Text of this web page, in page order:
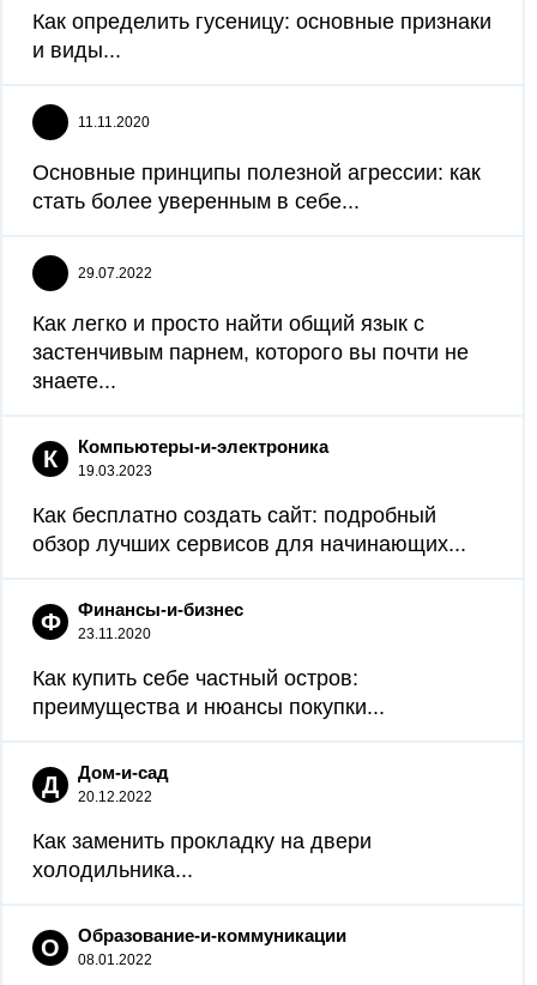
Как определить гусеницу: основные признаки
и виды...
11.11.2020
Основные принципы полезной агрессии: как
стать более уверенным в себе...
29.07.2022
Как легко и просто найти общий язык с
застенчивым парнем, которого вы почти не
знаете...
К Компьютеры-и-электроника
19.03.2023
Как бесплатно создать сайт: подробный
обзор лучших сервисов для начинающих...
Ф Финансы-и-бизнес
23.11.2020
Как купить себе частный остров:
преимущества и нюансы покупки...
Д Дом-и-сад
20.12.2022
Как заменить прокладку на двери
холодильника...
О Образование-и-коммуникации
08.01.2022